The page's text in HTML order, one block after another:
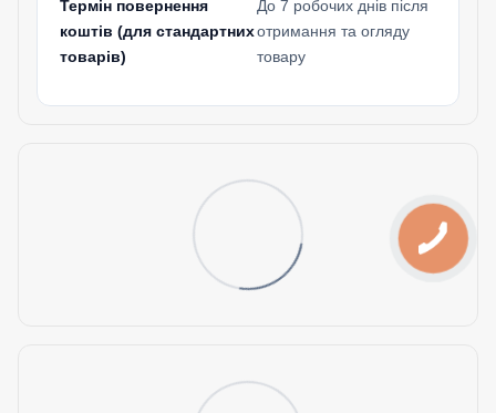
Термін повернення
коштів (для стандартних
товарів)
До 7 робочих днів після
отримання та огляду
товару